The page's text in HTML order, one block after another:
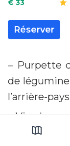
€ 33
Réserver
– Purpette
de
l’arrière-
– Vins